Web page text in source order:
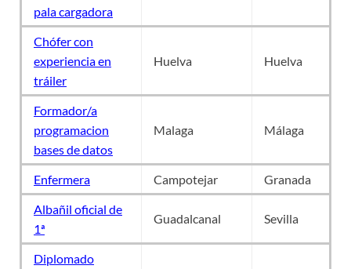
pala cargadora
Chófer con
experiencia en
tráiler
Huelva Huelva
Formador/a
programacion
bases de datos
Malaga Málaga
Enfermera Campotejar
Granada
Albañil oficial de
1ª
Guadalcanal Sevilla
Diplomado